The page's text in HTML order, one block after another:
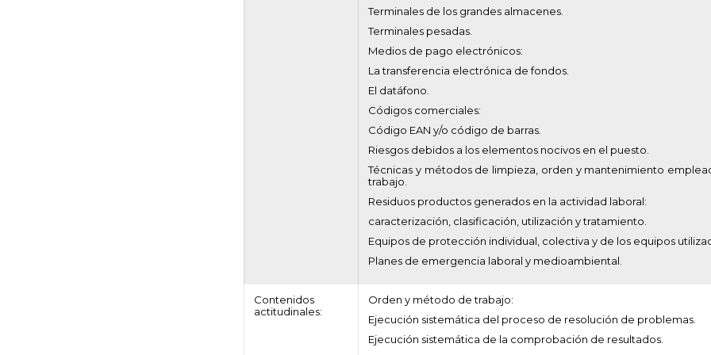
Terminales de los grandes almacenes.
Terminales pesadas.
Medios de pago electrónicos:
La transferencia electrónica de fondos.
El datáfono.
Códigos comerciales:
Código EAN y/o código de barras.
Riesgos debidos a los elementos nocivos en el puesto.
Técnicas y métodos de limpieza, orden y mantenimiento
trabajo.
Residuos productos generados en la actividad laboral:
caracterización, clasificación, utilización y tratamiento.
Equipos de protección individual, colectiva y de los equipos
Planes de emergencia laboral y medioambiental.
Contenidos
actitudinales:
Orden y método de trabajo:
Ejecución sistemática del proceso de resolución de problemas.
Ejecución sistemática de la comprobación de resultados.